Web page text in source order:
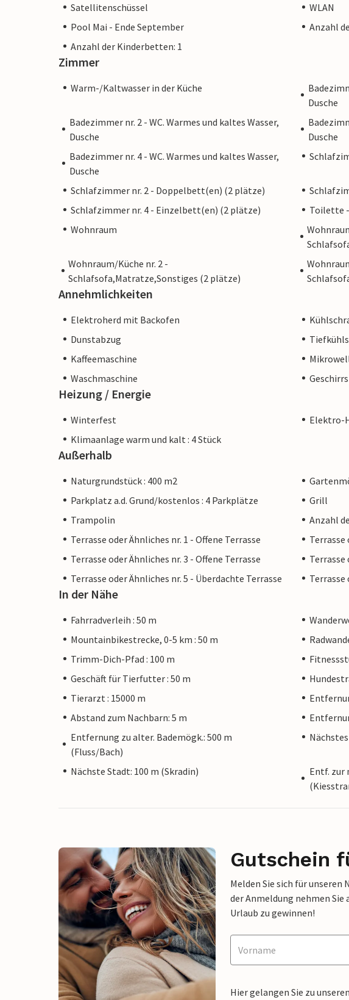
Satellitenschüssel
WLAN
Pool Mai - Ende September
Anzahl
Anzahl der Kinderbetten: 1
Zimmer
Warm-/Kaltwasser in der Küche
Dusche
Badezimmer nr. 2 - WC. Warmes und kaltes Wasser,
Dusche
Dusche
Badezimmer nr. 4 - WC. Warmes und kaltes Wasser,
Dusche
Schlafzimmer nr. 2 - Doppelbett(en) (2 plätze)
Schlafzimmer nr. 4 - Einzelbett(en) (2 plätze)
Toilette -
Wohnraum
Wohnraum/Küche nr. 2 -
Schlafsofa,Matratze,Sonstiges (2 plätze)
Annehmlichkeiten
Elektroherd mit Backofen
Dunstabzug
Kaffeemaschine
Waschmaschine
Heizung / Energie
Winterfest
Elektro-
Klimaanlage warm und kalt : 4 Stück
Außerhalb
Naturgrundstück : 400 m2
Parkplatz a.d. Grund/kostenlos : 4 Parkplätze
Grill
Trampolin
Anzahl
Terrasse oder Ähnliches nr. 1 - Offene Terrasse
Terrasse
Terrasse oder Ähnliches nr. 3 - Offene Terrasse
Terrasse
Terrasse oder Ähnliches nr. 5 - Überdachte Terrasse
Terrasse
In der Nähe
Fahrradverleih : 50 m
Mountainbikestrecke, 0-5 km : 50 m
Trimm-Dich-Pfad : 100 m
Geschäft für Tierfutter : 50 m
Tierarzt : 15000 m
Abstand zum Nachbarn: 5 m
Entfernung zu alter. Bademögk.: 500 m
(Fluss/Bach)
Nächste Stadt: 100 m (Skradin)
Entf. zur
Gutschein
Melden Sie sich für
der Anmeldung nehmen Sie
Urlaub zu gewinnen!
Hier gelangen Sie zu unseren